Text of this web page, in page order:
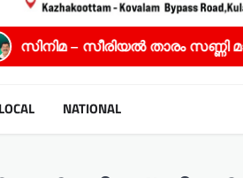
താരം സണ്ണി മാന്നാങ്കരിക്ക്
LOCAL NATIONAL